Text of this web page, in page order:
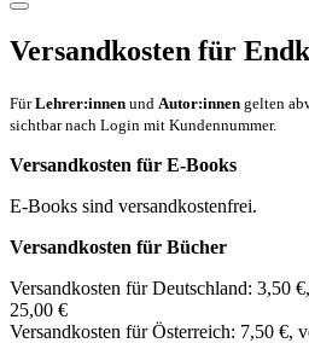
Versandkosten für
FürLehrer:innen und Autor:innen gelten
sichtbar nach Login mit Kundennummer.
Versandkosten für E-Books
E-Books sind versandkostenfrei.
Versandkosten für Bücher
Versandkosten für Deutschland: 3,50
25,00 €
Versandkosten für Österreich: 7,50 €,